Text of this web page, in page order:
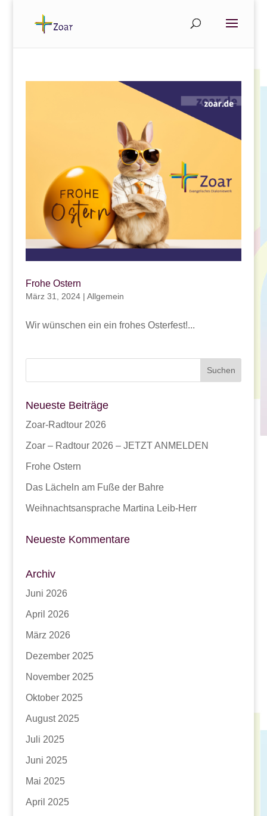
Frohe Ostern
März 31, 2024| Allgemein
Wir wünschen ein ein frohes Osterfest!...
Neueste Beiträge
Zoar-Radtour 2026
Zoar – Radtour 2026 – JETZT ANMELDEN
Frohe Ostern
Das Lächeln am Fuße der Bahre
Weihnachtsansprache Martina Leib-Herr
Neueste Kommentare
Archiv
Juni 2026
April 2026
März 2026
Dezember 2025
November 2025
Oktober 2025
August 2025
Juli 2025
Juni 2025
Mai 2025
April 2025